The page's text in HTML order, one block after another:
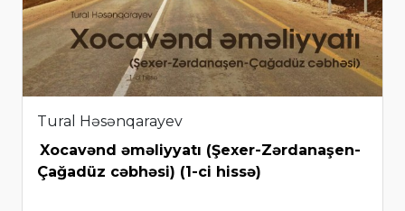
Tural Həsənqarayev
Xocavənd əməliyyatı (Şexer-Zərdanaşen-
Çağadüz cəbhəsi) (1-ci hissə)